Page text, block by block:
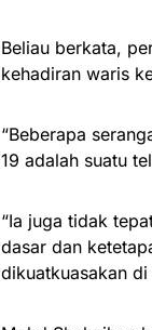
Beliau berkata,
kehadiran waris
“Beberapa
19 adalah suatu
“Ia juga tidak
dasar dan
dikuatkuasakan